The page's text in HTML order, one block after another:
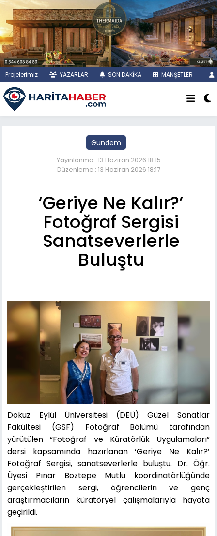
Projelerimiz YAZARLAR SON DAKİKA MANŞETLER
Gündem
Yayınlanma : 13 Haziran 2026 18:15
Düzenleme : 13 Haziran 2026 18:17
‘Geriye Ne Kalır?’
Fotoğraf Sergisi
Sanatseverlerle
Buluştu
Dokuz Eylül Üniversitesi (DEÜ) Güzel Sanatlar
Fakültesi (GSF) Fotoğraf Bölümü tarafından
yürütülen “Fotoğraf ve Küratörlük Uygulamaları”
dersi kapsamında hazırlanan ‘Geriye Ne Kalır?’
Fotoğraf Sergisi, sanatseverlerle buluştu. Dr. Öğr.
Üyesi Pınar Boztepe Mutlu koordinatörlüğünde
gerçekleştirilen sergi, öğrencilerin ve genç
araştırmacıların küratöryel çalışmalarıyla hayata
geçirildi.